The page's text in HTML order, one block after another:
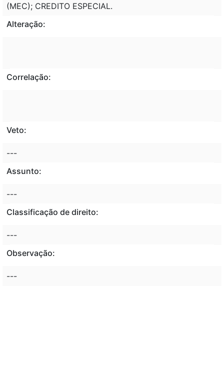
(MEC); CREDITO ESPECIAL.
Alteração:
Correlação:
Veto:
---
Assunto:
---
Classificação de direito:
---
Observação:
---